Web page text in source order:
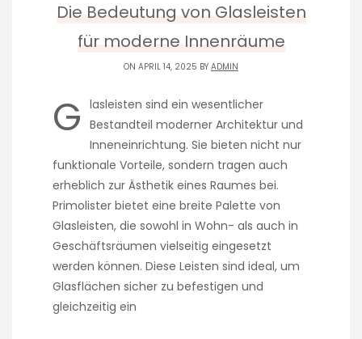
Die Bedeutung von Glasleisten
für moderne Innenräume
ON APRIL 14, 2025 BY ADMIN
G lasleisten sind ein wesentlicher
Bestandteil moderner Architektur und
Inneneinrichtung. Sie bieten nicht nur
funktionale Vorteile, sondern tragen auch
erheblich zur Ästhetik eines Raumes bei.
Primolister bietet eine breite Palette von
Glasleisten, die sowohl in Wohn- als auch in
Geschäftsräumen vielseitig eingesetzt
werden können. Diese Leisten sind ideal, um
Glasflächen sicher zu befestigen und
gleichzeitig ein